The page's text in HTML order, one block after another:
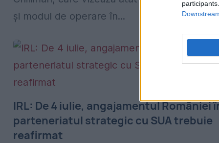
şi modul de operare în...
IRL: De 4 iulie, angajamentul României
parteneriatul strategic cu SUA trebuie
reafirmat